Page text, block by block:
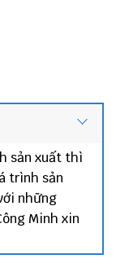
sản xuất thì
trình sản
những
Minh xin